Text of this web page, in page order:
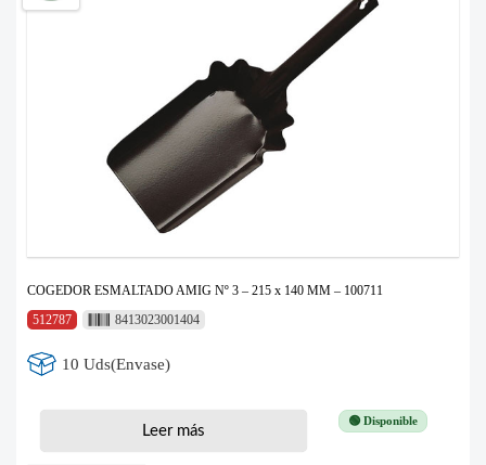
COGEDOR ESMALTADO AMIG Nº 3 – 215 x 140 MM – 100711
512787
8413023001404
10 Uds(Envase)
🟢 Disponible
Leer más